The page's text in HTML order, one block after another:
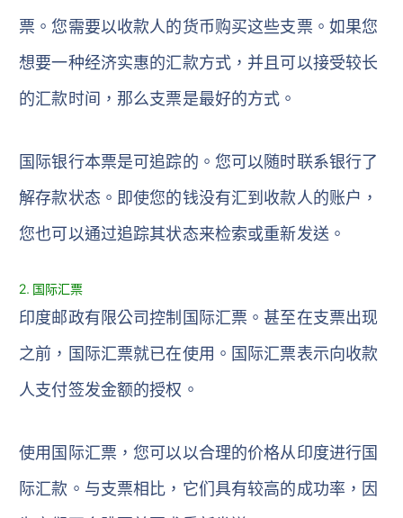
票。您需要以收款人的货币购买这些支票。如果您
想要一种经济实惠的汇款方式，并且可以接受较长
的汇款时间，那么支票是最好的方式。
国际银行本票是可追踪的。您可以随时联系银行了
解存款状态。即使您的钱没有汇到收款人的账户，
您也可以通过追踪其状态来检索或重新发送。
2. 国际汇票
印度邮政有限公司控制国际汇票。甚至在支票出现
之前，国际汇票就已在使用。国际汇票表示向收款
人支付签发金额的授权。
使用国际汇票，您可以以合理的价格从印度进行国
际汇款。与支票相比，它们具有较高的成功率，因